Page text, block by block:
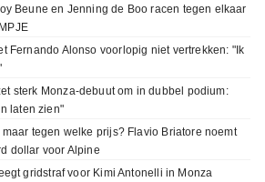
Beune en Jenning de Boo racen tegen elkaar
Fernando Alonso voorlopig niet vertrekken: "Ik
sterk Monza-debuut om in dubbel podium:
laten zien"
maar tegen welke prijs? Flavio Briatore noemt
dollar voor Alpine
gridstraf voor Kimi Antonelli in Monza